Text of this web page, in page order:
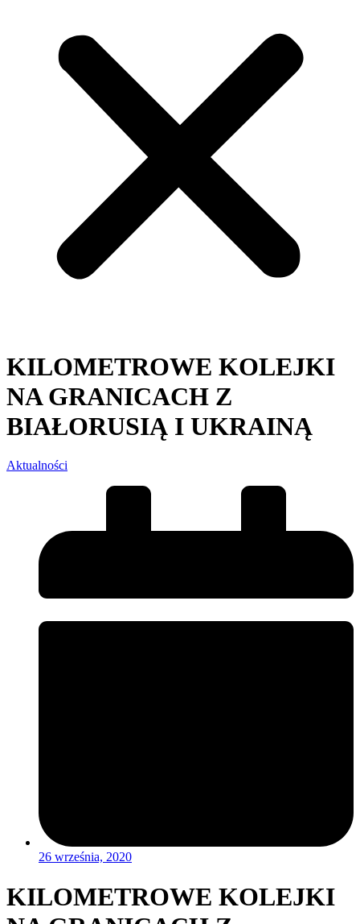
KILOMETROWE KOLEJKI
NA GRANICACH Z
BIAŁORUSIĄ I UKRAINĄ
Aktualności
26 września, 2020
KILOMETROWE KOLEJKI